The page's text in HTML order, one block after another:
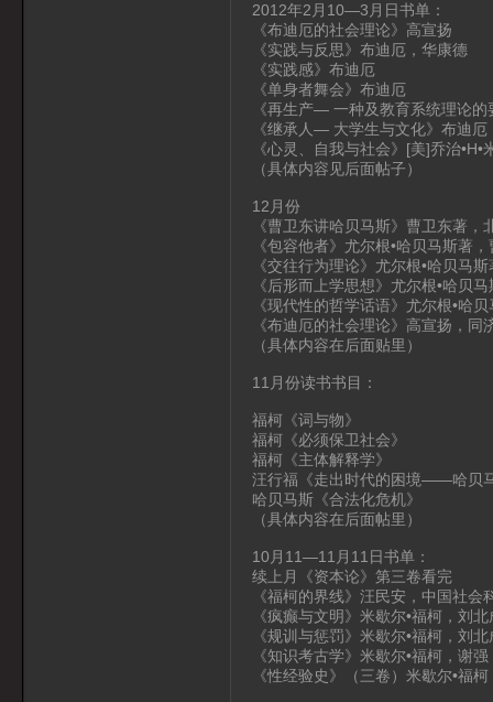
2012年2月10—3月日书单：
《布迪厄的社会理论》高宣扬
《实践与反思》布迪厄，华康德
《实践感》布迪厄
《单身者舞会》布迪厄
《再生产— 一种及教育系统理论的
《继承人— 大学生与文化》布迪厄
《心灵、自我与社会》[美]乔治•H•
（具体内容见后面帖子）
12月份
《曹卫东讲哈贝马斯》曹卫东著，
《包容他者》尤尔根•哈贝马斯著
《交往行为理论》尤尔根•哈贝马
《后形而上学思想》尤尔根•哈贝
《现代性的哲学话语》尤尔根•哈
《布迪厄的社会理论》高宣扬，
（具体内容在后面贴里）
11月份读书书目：
福柯《词与物》
福柯《必须保卫社会》
福柯《主体解释学》
汪行福《走出时代的困境——哈贝
哈贝马斯《合法化危机》
（具体内容在后面帖里）
10月11—11月11日书单：
续上月《资本论》第三卷看完
《福柯的界线》汪民安，中国社会
《疯癫与文明》米歇尔•福柯，刘
《规训与惩罚》米歇尔•福柯，刘
《知识考古学》米歇尔•福柯，谢
《性经验史》（三卷）米歇尔•福